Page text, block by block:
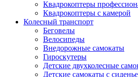
Квадрокоптеры
Квадрокоптеры с камерой
Колесный транспорт
Беговелы
Велосипеды
Внедорожные самокаты
Гироскутеры
Детские двухколесные
Детские самокаты с